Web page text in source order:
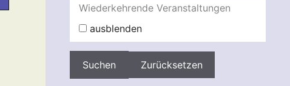
Wiederkehrende Veranstaltungen
ausblenden
Zurücksetzen